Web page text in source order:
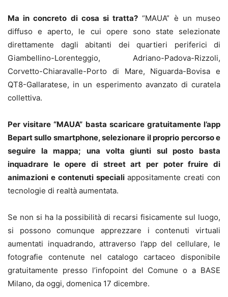
Ma in concreto di cosa si tratta? “MAUA” è un museo
diffuso e aperto, le cui opere sono state selezionate
direttamente dagli abitanti dei quartieri periferici di
Giambellino-Lorenteggio, Adriano-Padova-Rizzoli,
Corvetto-Chiaravalle-Porto di Mare, Niguarda-Bovisa e
QT8-Gallaratese, in un esperimento avanzato di curatela
collettiva.
Per visitare “MAUA” basta scaricare gratuitamente l’app
Bepart sullo smartphone, selezionare il proprio percorso e
seguire la mappa; una volta giunti sul posto basta
inquadrare le opere di street art per poter fruire di
animazioni e contenuti specialiappositamente creati con
tecnologie di realtà aumentata.
Se non si ha la possibilità di recarsi fisicamente sul luogo,
si possono comunque apprezzare i contenuti virtuali
aumentati inquadrando, attraverso l’app del cellulare, le
fotografie contenute nel catalogo cartaceo disponibile
gratuitamente presso l’infopoint del Comune o a BASE
Milano, da oggi, domenica 17 dicembre.